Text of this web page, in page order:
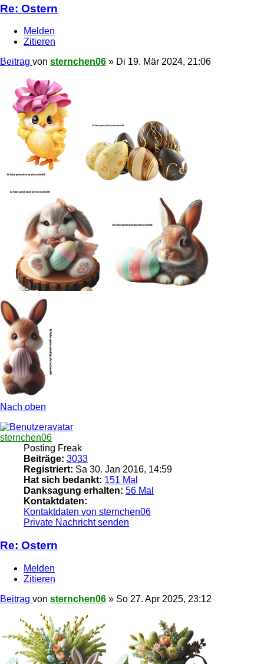
Re: Ostern
Melden
Zitieren
Beitrag von sternchen06 » Di 19. Mär 2024, 21:06
Nach oben
sternchen06
Posting Freak
Beiträge: 3033
Registriert: Sa 30. Jan 2016, 14:59
Hat sich bedankt: 151 Mal
Danksagung erhalten: 56 Mal
Kontaktdaten:
Kontaktdaten von sternchen06
Private Nachricht senden
Re: Ostern
Melden
Zitieren
Beitrag von sternchen06 » So 27. Apr 2025, 23:12